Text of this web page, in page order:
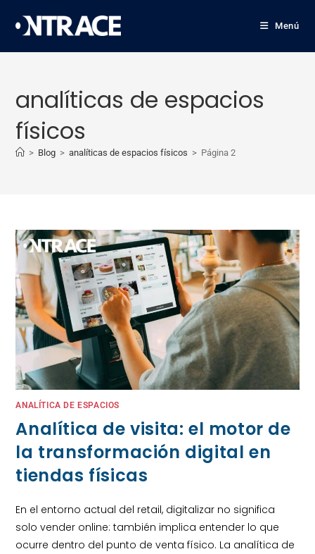
Menú
analíticas de espacios
físicos
> Blog > analíticas de espacios físicos > Página 2
ANALÍTICA DE ESPACIOS
Analítica de visita: el motor de
la transformación digital en
tiendas físicas
En el entorno actual del retail, digitalizar no significa
solo vender online: también implica entender lo que
ocurre dentro del punto de venta físico. La analítica de